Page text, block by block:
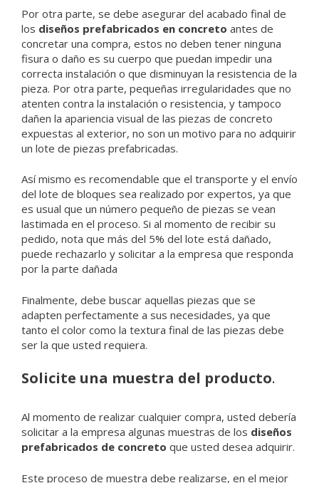
Por otra parte, se debe asegurar del acabado final de
los diseños prefabricados en concreto antes de
concretar una compra, estos no deben tener ninguna
fisura o daño es su cuerpo que puedan impedir una
correcta instalación o que disminuyan la resistencia de la
pieza. Por otra parte, pequeñas irregularidades que no
atenten contra la instalación o resistencia, y tampoco
dañen la apariencia visual de las piezas de concreto
expuestas al exterior, no son un motivo para no adquirir
un lote de piezas prefabricadas.
Así mismo es recomendable que el transporte y el envío
del lote de bloques sea realizado por expertos, ya que
es usual que un número pequeño de piezas se vean
lastimada en el proceso. Si al momento de recibir su
pedido, nota que más del 5% del lote está dañado,
puede rechazarlo y solicitar a la empresa que responda
por la parte dañada
Finalmente, debe buscar aquellas piezas que se
adapten perfectamente a sus necesidades, ya que
tanto el color como la textura final de las piezas debe
ser la que usted requiera.
Solicite una muestra del producto.
Al momento de realizar cualquier compra, usted debería
solicitar a la empresa algunas muestras de los diseños
prefabricados de concreto que usted desea adquirir.
Este proceso de muestra debe realizarse, en el mejor